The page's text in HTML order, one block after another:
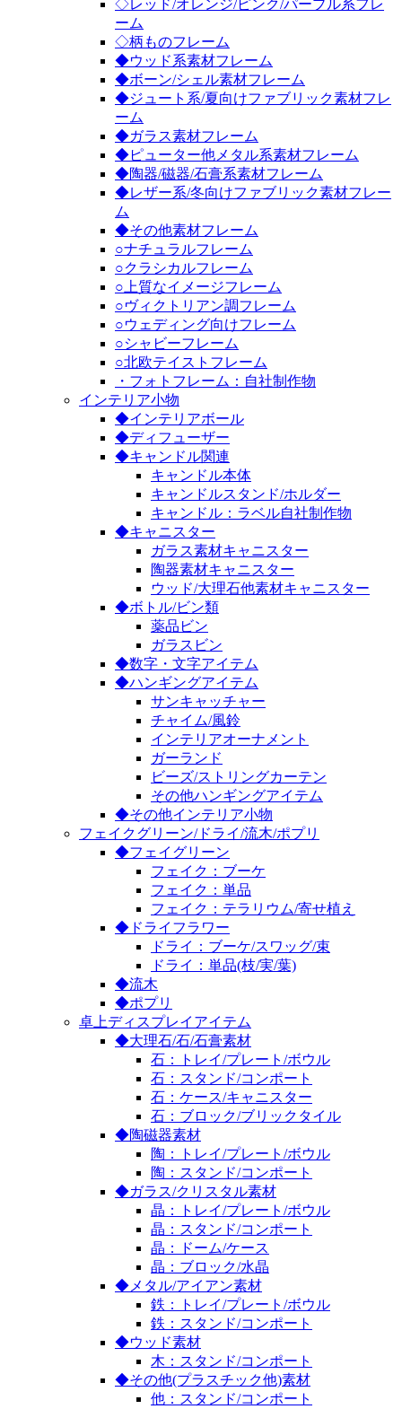
◇レッド/オレンジ/ピンク/パープル系フレ
ーム
◇柄ものフレーム
◆ウッド系素材フレーム
◆ボーン/シェル素材フレーム
◆ジュート系/夏向けファブリック素材フレ
ーム
◆ガラス素材フレーム
◆ピューター他メタル系素材フレーム
◆陶器/磁器/石膏系素材フレーム
◆レザー系/冬向けファブリック素材フレー
ム
◆その他素材フレーム
○ナチュラルフレーム
○クラシカルフレーム
○上質なイメージフレーム
○ヴィクトリアン調フレーム
○ウェディング向けフレーム
○シャビーフレーム
○北欧テイストフレーム
・フォトフレーム：自社制作物
インテリア小物
◆インテリアボール
◆ディフューザー
◆キャンドル関連
キャンドル本体
キャンドルスタンド/ホルダー
キャンドル：ラベル自社制作物
◆キャニスター
ガラス素材キャニスター
陶器素材キャニスター
ウッド/大理石他素材キャニスター
◆ボトル/ビン類
薬品ビン
ガラスビン
◆数字・文字アイテム
◆ハンギングアイテム
サンキャッチャー
チャイム/風鈴
インテリアオーナメント
ガーランド
ビーズ/ストリングカーテン
その他ハンギングアイテム
◆その他インテリア小物
フェイクグリーン/ドライ/流木/ポプリ
◆フェイグリーン
フェイク：ブーケ
フェイク：単品
フェイク：テラリウム/寄せ植え
◆ドライフラワー
ドライ：ブーケ/スワッグ/束
ドライ：単品(枝/実/葉)
◆流木
◆ポプリ
卓上ディスプレイアイテム
◆大理石/石/石膏素材
石：トレイ/プレート/ボウル
石：スタンド/コンポート
石：ケース/キャニスター
石：ブロック/ブリックタイル
◆陶磁器素材
陶：トレイ/プレート/ボウル
陶：スタンド/コンポート
◆ガラス/クリスタル素材
晶：トレイ/プレート/ボウル
晶：スタンド/コンポート
晶：ドーム/ケース
晶：ブロック/水晶
◆メタル/アイアン素材
鉄：トレイ/プレート/ボウル
鉄：スタンド/コンポート
◆ウッド素材
木：スタンド/コンポート
◆その他(プラスチック他)素材
他：スタンド/コンポート